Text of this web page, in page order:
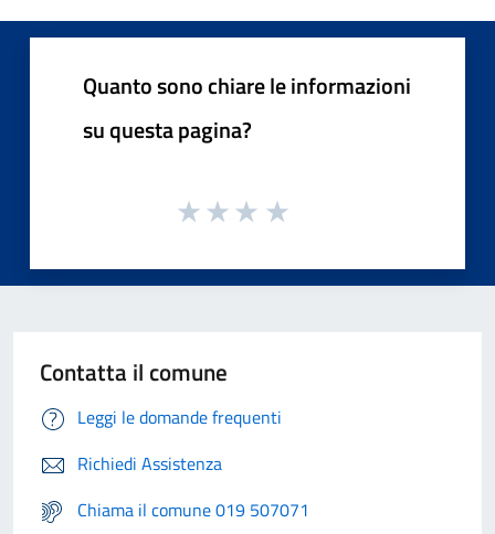
Quanto sono chiare le informazioni
su questa pagina?
Contatta il comune
Leggi le domande frequenti
Richiedi Assistenza
Chiama il comune 019 507071